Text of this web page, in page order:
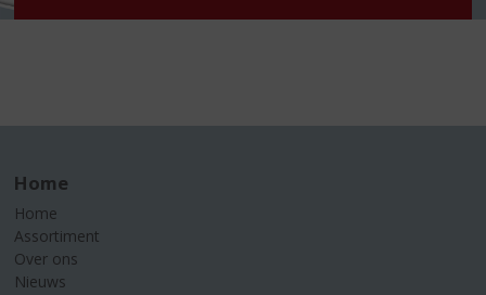
Home
Home
Assortiment
Over ons
Nieuws